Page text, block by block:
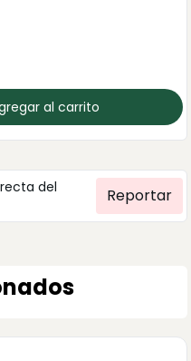
al carrito
del
Reportar